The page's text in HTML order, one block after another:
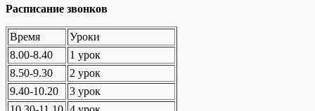
Расписание звонков
Время
Уроки
8.00-8.40
1 урок
8.50-9.30
2 урок
9.40-10.20
3 урок